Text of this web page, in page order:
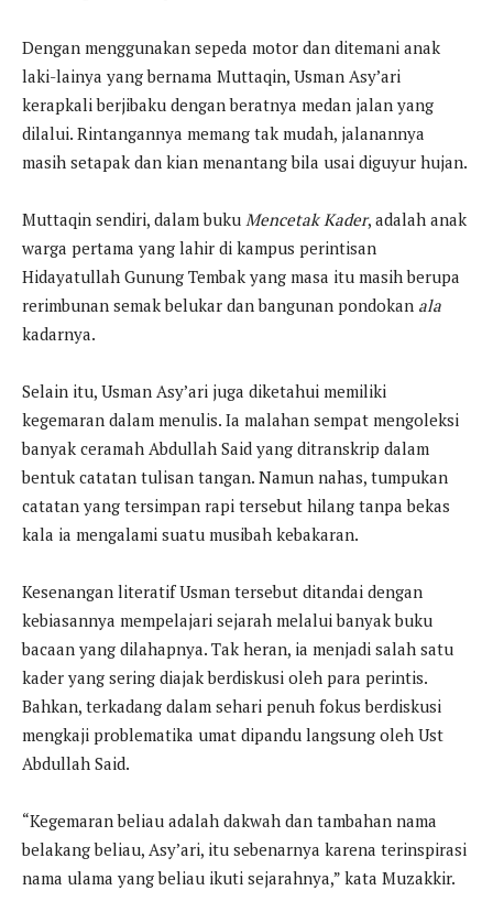
Dengan menggunakan sepeda motor dan ditemani anak
laki-lainya yang bernama Muttaqin, Usman Asy’ari
kerapkali berjibaku dengan beratnya medan jalan yang
dilalui. Rintangannya memang tak mudah, jalanannya
masih setapak dan kian menantang bila usai diguyur hujan.
Muttaqin sendiri, dalam buku Mencetak Kader, adalah anak
warga pertama yang lahir di kampus perintisan
Hidayatullah Gunung Tembak yang masa itu masih berupa
rerimbunan semak belukar dan bangunan pondokan ala
kadarnya.
Selain itu, Usman Asy’ari juga diketahui memiliki
kegemaran dalam menulis. Ia malahan sempat mengoleksi
banyak ceramah Abdullah Said yang ditranskrip dalam
bentuk catatan tulisan tangan. Namun nahas, tumpukan
catatan yang tersimpan rapi tersebut hilang tanpa bekas
kala ia mengalami suatu musibah kebakaran.
Kesenangan literatif Usman tersebut ditandai dengan
kebiasannya mempelajari sejarah melalui banyak buku
bacaan yang dilahapnya. Tak heran, ia menjadi salah satu
kader yang sering diajak berdiskusi oleh para perintis.
Bahkan, terkadang dalam sehari penuh fokus berdiskusi
mengkaji problematika umat dipandu langsung oleh Ust
Abdullah Said.
“Kegemaran beliau adalah dakwah dan tambahan nama
belakang beliau, Asy’ari, itu sebenarnya karena terinspirasi
nama ulama yang beliau ikuti sejarahnya,” kata Muzakkir.